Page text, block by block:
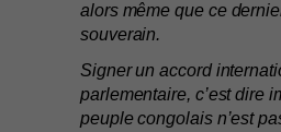
alors même que ce
souverain.
Signer un accord
parlementaire, c’est dire
peuple congolais n’est